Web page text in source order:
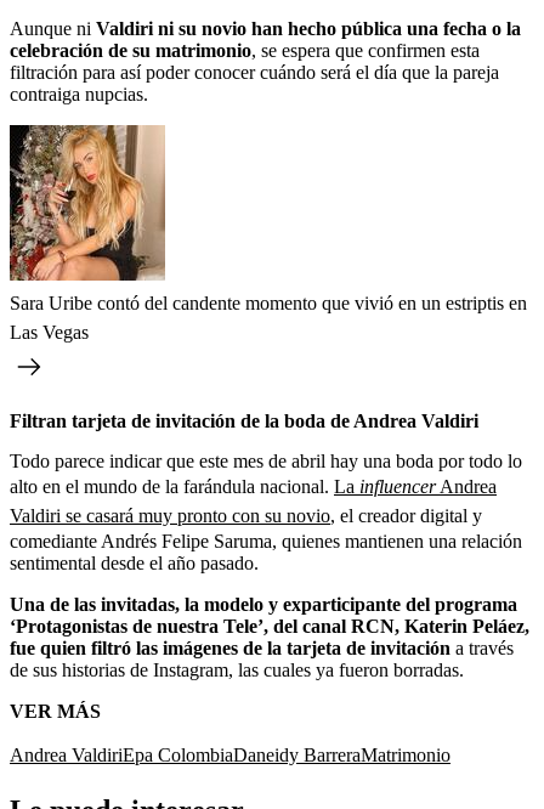
Aunque ni Valdiri ni su novio han hecho pública una fecha o la
celebración de su matrimonio, se espera que confirmen esta
filtración para así poder conocer cuándo será el día que la pareja
contraiga nupcias.
Sara Uribe contó del candente momento que vivió en un estriptis en
Las Vegas
Filtran tarjeta de invitación de la boda de Andrea Valdiri
Todo parece indicar que este mes de abril hay una boda por todo lo
alto en el mundo de la farándula nacional. La influencerAndrea
Valdiri se casará muy pronto con su novio, el creador digital y
comediante Andrés Felipe Saruma, quienes mantienen una relación
sentimental desde el año pasado.
Una de las invitadas, la modelo y exparticipante del programa
‘Protagonistas de nuestra Tele’, del canal RCN, Katerin Peláez,
fue quien filtró las imágenes de la tarjeta de invitación a través
de sus historias de Instagram, las cuales ya fueron borradas.
VER MÁS
Andrea ValdiriEpa ColombiaDaneidy BarreraMatrimonio